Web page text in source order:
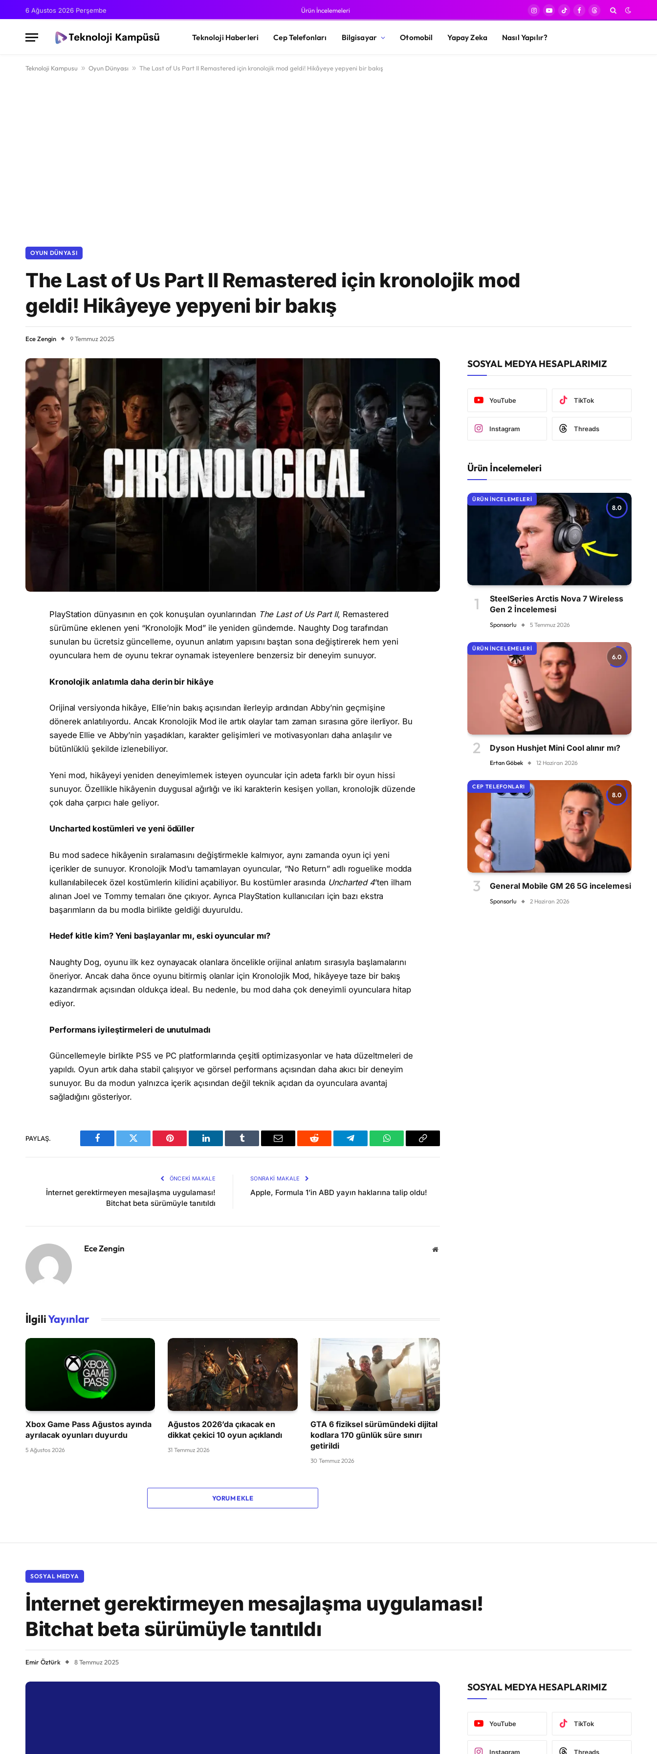
6 Ağustos 2026 Perşembe Ürün İncelemeleri
Instagram
YouTube
TikTokFacebook
Threads
Teknoloji Haberleri Cep Telefonları Bilgisayar Otomobil Yapay Zeka Nasıl Yapılır?
Teknoloji Kampusu » Oyun Dünyası » The Last of Us Part II Remastered için kronolojik mod geldi! Hikâyeye yepyeni bir bakış
OYUN DÜNYASI
The Last of Us Part II Remastered için kronolojik mod
geldi! Hikâyeye yepyeni bir bakış
Ece Zengin 9 Temmuz 2025
PlayStation dünyasının en çok konuşulan oyunlarından The Last of Us Part II, Remastered
sürümüne eklenen yeni “Kronolojik Mod” ile yeniden gündemde. Naughty Dog tarafından
sunulan bu ücretsiz güncelleme, oyunun anlatım yapısını baştan sona değiştirerek hem yeni
oyunculara hem de oyunu tekrar oynamak isteyenlere benzersiz bir deneyim sunuyor.
Kronolojik anlatımla daha derin bir hikâye
Orijinal versiyonda hikâye, Ellie’nin bakış açısından ilerleyip ardından Abby’nin geçmişine
dönerek anlatılıyordu. Ancak Kronolojik Mod ile artık olaylar tam zaman sırasına göre ilerliyor. Bu
sayede Ellie ve Abby’nin yaşadıkları, karakter gelişimleri ve motivasyonları daha anlaşılır ve
bütünlüklü şekilde izlenebiliyor.
Yeni mod, hikâyeyi yeniden deneyimlemek isteyen oyuncular için adeta farklı bir oyun hissi
sunuyor. Özellikle hikâyenin duygusal ağırlığı ve iki karakterin kesişen yolları, kronolojik düzende
çok daha çarpıcı hale geliyor.
Uncharted kostümleri ve yeni ödüller
Bu mod sadece hikâyenin sıralamasını değiştirmekle kalmıyor, aynı zamanda oyun içi yeni
içerikler de sunuyor. Kronolojik Mod’u tamamlayan oyuncular, “No Return” adlı roguelike modda
kullanılabilecek özel kostümlerin kilidini açabiliyor. Bu kostümler arasında Uncharted 4’ten ilham
alınan Joel ve Tommy temaları öne çıkıyor. Ayrıca PlayStation kullanıcıları için bazı ekstra
başarımların da bu modla birlikte geldiği duyuruldu.
Hedef kitle kim? Yeni başlayanlar mı, eski oyuncular mı?
Naughty Dog, oyunu ilk kez oynayacak olanlara öncelikle orijinal anlatım sırasıyla başlamalarını
öneriyor. Ancak daha önce oyunu bitirmiş olanlar için Kronolojik Mod, hikâyeye taze bir bakış
kazandırmak açısından oldukça ideal. Bu nedenle, bu mod daha çok deneyimli oyunculara hitap
ediyor.
Performans iyileştirmeleri de unutulmadı
Güncellemeyle birlikte PS5 ve PC platformlarında çeşitli optimizasyonlar ve hata düzeltmeleri de
yapıldı. Oyun artık daha stabil çalışıyor ve görsel performans açısından daha akıcı bir deneyim
sunuyor. Bu da modun yalnızca içerik açısından değil teknik açıdan da oyunculara avantaj
sağladığını gösteriyor.
PAYLAŞ.
Facebook Twitter Pinterest LinkedIn Tumblr Email Reddit Telegram WhatsAppBağlantıyı
ÖNCEKI MAKALE
İnternet gerektirmeyen mesajlaşma uygulaması!
Bitchat beta sürümüyle tanıtıldı
SONRAKI MAKALE
Apple, Formula 1’in ABD yayın haklarına talip oldu!
Ece Zengin Website
İlgiliYayınlar
Xbox Game Pass Ağustos ayında
ayrılacak oyunları duyurdu
5 Ağustos 2026
Ağustos 2026’da çıkacak en
dikkat çekici 10 oyun açıklandı
31 Temmuz 2026
GTA 6 fiziksel sürümündeki dijital
kodlara 170 günlük süre sınırı
getirildi
30 Temmuz 2026
YORUM EKLE
SOSYAL MEDYA HESAPLARIMIZ
YouTube TikTok
Instagram Threads
Ürün İncelemeleri
8.0
ÜRÜN İNCELEMELERI
SteelSeries Arctis Nova 7 Wireless
Gen 2 İncelemesi
Sponsorlu 5 Temmuz 2026
6.0
ÜRÜN İNCELEMELERI
Dyson Hushjet Mini Cool alınır mı?
Ertan Göbek 12 Haziran 2026
8.0
CEP TELEFONLARI
General Mobile GM 26 5G incelemesi
Sponsorlu 2 Haziran 2026
SOSYAL MEDYA
İnternet gerektirmeyen mesajlaşma uygulaması!
Bitchat beta sürümüyle tanıtıldı
Emir Öztürk 8 Temmuz 2025
SOSYAL MEDYA HESAPLARIMIZ
YouTube TikTok
Instagram Threads